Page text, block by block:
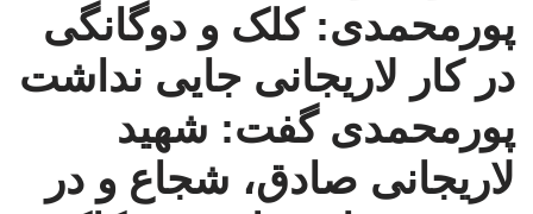
پورمحمدی: کلک و دوگانگی
در کار لاریجانی جایی نداشت
پورمحمدی گفت: شهید
لاریجانی صادق، شجاع و در